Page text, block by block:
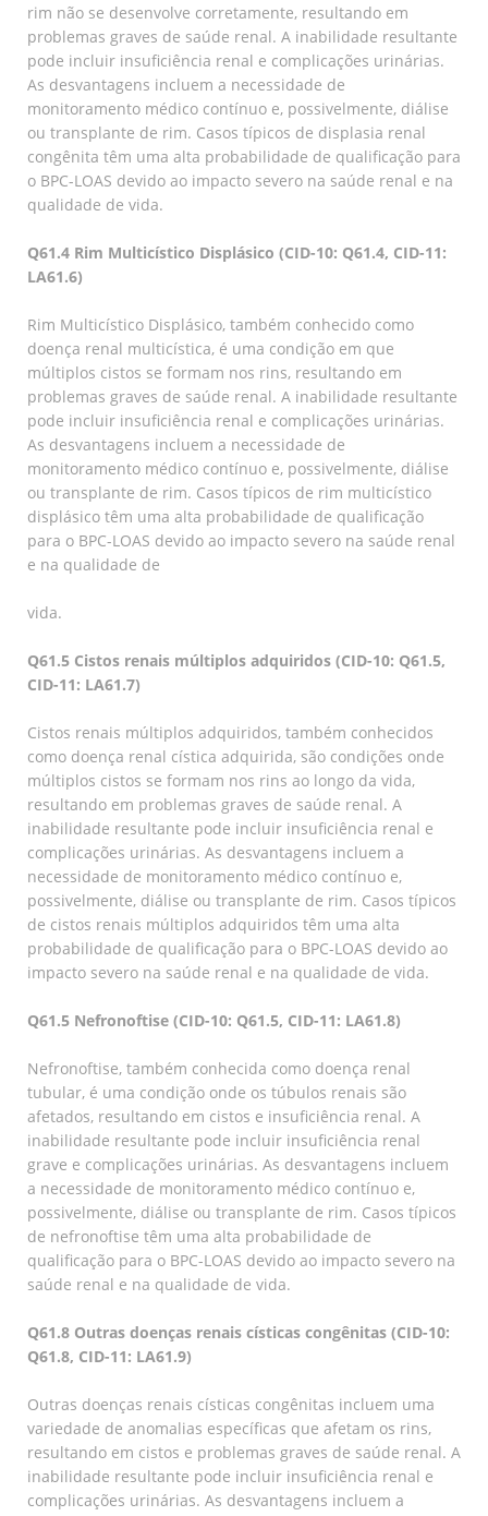
rim não se desenvolve corretamente, resultando em
problemas graves de saúde renal. A inabilidade resultante
pode incluir insuficiência renal e complicações urinárias.
As desvantagens incluem a necessidade de
monitoramento médico contínuo e, possivelmente, diálise
ou transplante de rim. Casos típicos de displasia renal
congênita têm uma alta probabilidade de qualificação para
o BPC-LOAS devido ao impacto severo na saúde renal e na
qualidade de vida.
Q61.4 Rim Multicístico Displásico (CID-10: Q61.4, CID-11:
LA61.6)
Rim Multicístico Displásico, também conhecido como
doença renal multicística, é uma condição em que
múltiplos cistos se formam nos rins, resultando em
problemas graves de saúde renal. A inabilidade resultante
pode incluir insuficiência renal e complicações urinárias.
As desvantagens incluem a necessidade de
monitoramento médico contínuo e, possivelmente, diálise
ou transplante de rim. Casos típicos de rim multicístico
displásico têm uma alta probabilidade de qualificação
para o BPC-LOAS devido ao impacto severo na saúde renal
e na qualidade de
vida.
Q61.5 Cistos renais múltiplos adquiridos (CID-10: Q61.5,
CID-11: LA61.7)
Cistos renais múltiplos adquiridos, também conhecidos
como doença renal cística adquirida, são condições onde
múltiplos cistos se formam nos rins ao longo da vida,
resultando em problemas graves de saúde renal. A
inabilidade resultante pode incluir insuficiência renal e
complicações urinárias. As desvantagens incluem a
necessidade de monitoramento médico contínuo e,
possivelmente, diálise ou transplante de rim. Casos típicos
de cistos renais múltiplos adquiridos têm uma alta
probabilidade de qualificação para o BPC-LOAS devido ao
impacto severo na saúde renal e na qualidade de vida.
Q61.5 Nefronoftise (CID-10: Q61.5, CID-11: LA61.8)
Nefronoftise, também conhecida como doença renal
tubular, é uma condição onde os túbulos renais são
afetados, resultando em cistos e insuficiência renal. A
inabilidade resultante pode incluir insuficiência renal
grave e complicações urinárias. As desvantagens incluem
a necessidade de monitoramento médico contínuo e,
possivelmente, diálise ou transplante de rim. Casos típicos
de nefronoftise têm uma alta probabilidade de
qualificação para o BPC-LOAS devido ao impacto severo na
saúde renal e na qualidade de vida.
Q61.8 Outras doenças renais císticas congênitas (CID-10:
Q61.8, CID-11: LA61.9)
Outras doenças renais císticas congênitas incluem uma
variedade de anomalias específicas que afetam os rins,
resultando em cistos e problemas graves de saúde renal. A
inabilidade resultante pode incluir insuficiência renal e
complicações urinárias. As desvantagens incluem a